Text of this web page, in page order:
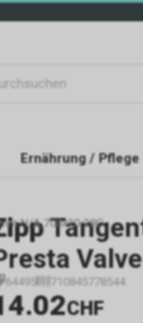
Ernährung / Pflege
N/A,700x20-28C
64495 710845778544
CHF